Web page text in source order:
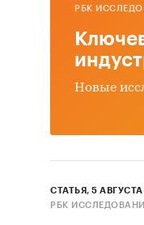
РБК
Новые
СТАТЬЯ, 5
РБК